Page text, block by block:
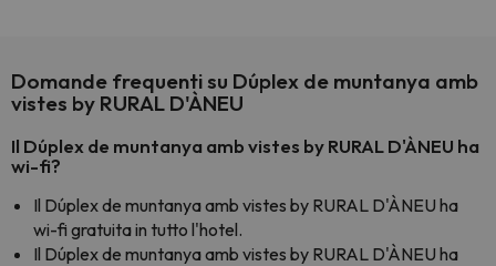
Domande frequenti su Dúplex de muntanya amb
vistes by RURAL D'ÀNEU
Il Dúplex de muntanya amb vistes by RURAL D'ÀNEU ha
wi-fi?
Il Dúplex de muntanya amb vistes by RURAL D'ÀNEU ha
wi-fi gratuita in tutto l'hotel.
Il Dúplex de muntanya amb vistes by RURAL D'ÀNEU ha